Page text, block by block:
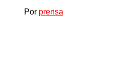
Por prensa